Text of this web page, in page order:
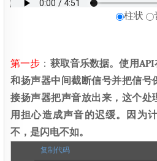
柱状
第一步 ： 获取音乐数据。使用
和扬声器中间截断信号并把信号
接扬声器把声音放出来，这个处
用担心造成声音的迟缓。因为
不，是闪电不如。
复制代码